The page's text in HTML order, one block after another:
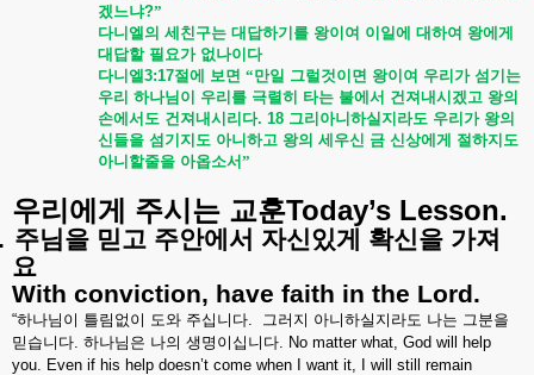
겠느냐?”
다니엘의 세친구는 대답하기를 왕이여 이일에 대하여 왕에게
대답할 필요가 없나이다
다니엘3:17절에 보면 “만일 그럴것이면 왕이여 우리가 섬기는
우리 하나님이 우리를 극렬히 타는 불에서 건져내시겠고 왕의
손에서도 건져내시리다. 18 그리아니하실지라도 우리가 왕의
신들을 섬기지도 아니하고 왕의 세우신 금 신상에게 절하지도
아니할줄을 아옵소서”
우리에게 주시는 교훈Today’s Lesson.
주님을 믿고 주안에서 자신있게 확신을 가져
요
With conviction, have faith in the Lord.
“하나님이 틀림없이 도와 주십니다. 그러지 아니하실지라도 나는 그분을
믿습니다. 하나님은 나의 생명이십니다. No matter what, God will help
you. Even if his help doesn’t come when I want it, I will still remain